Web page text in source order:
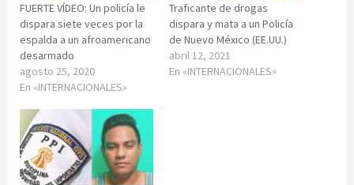
FUERTE VÍDEO: Un policía le
dispara siete veces por la
espalda a un afroamericano
desarmado
agosto 25, 2020
En «INTERNACIONALES»
Traficante de drogas
dispara y mata a un Policía
de Nuevo México (EE.UU.)
abril 12, 2021
En «INTERNACIONALES»